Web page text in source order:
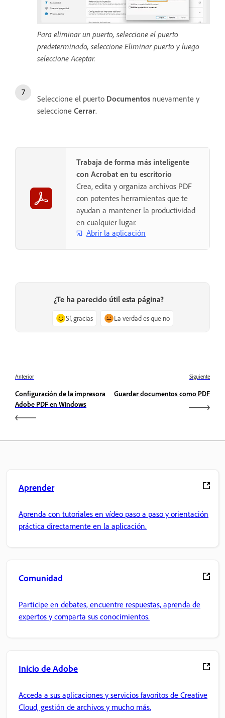
Para eliminar un puerto, seleccione el puerto
predeterminado, seleccione Eliminar puerto y luego
seleccione Aceptar.
Seleccione el puerto Documentos nuevamente y
seleccione Cerrar.
Trabaja de forma más inteligente
con Acrobat en tu escritorio
Crea, edita y organiza archivos PDF
con potentes herramientas que te
ayudan a mantener la productividad
en cualquier lugar.
Abrir la aplicación
¿Te ha parecido útil esta página?
Sí, gracias La verdad es que no
Anterior
Configuración de la impresora
Adobe PDF en Windows
Siguiente
Guardar documentos como PDF
Aprender
Aprenda con tutoriales en vídeo paso a paso y orientación
práctica directamente en la aplicación.
Comunidad
Participe en debates, encuentre respuestas, aprenda de
expertos y comparta sus conocimientos.
Inicio de Adobe
Acceda a sus aplicaciones y servicios favoritos de Creative
Cloud, gestión de archivos y mucho más.